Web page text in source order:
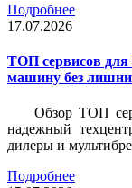
Подробнее
17.07.2026
ТОП сервисов для
машину без
Обзор ТОП
надежный
дилеры и
Подробнее